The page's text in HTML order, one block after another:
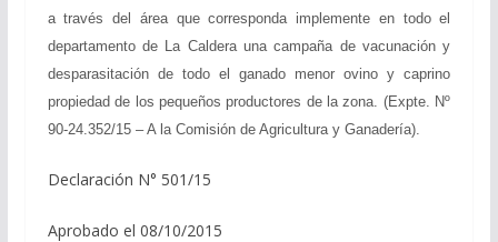
a través del área que corresponda implemente en todo el
departamento de La Caldera una campaña de vacunación y
desparasitación de todo el ganado menor ovino y caprino
propiedad de los pequeños productores de la zona. (Expte. Nº
90-24.352/15 – A la Comisión de Agricultura y Ganadería).
Declaración N° 501/15
Aprobado el 08/10/2015